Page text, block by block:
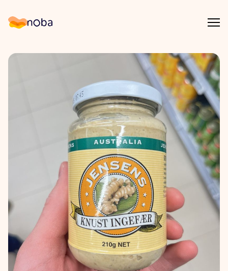
Noba